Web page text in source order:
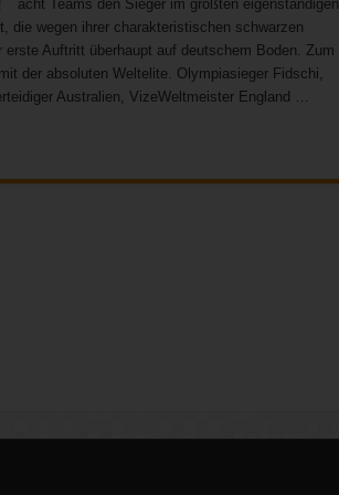
acht Teams den Sieger im größten eigenständigen
die wegen ihrer charakteristischen schwarzen
Auftritt überhaupt auf deutschem Boden. Zum
der absoluten Weltelite. Olympiasieger Fidschi,
Australien, VizeWeltmeister England …